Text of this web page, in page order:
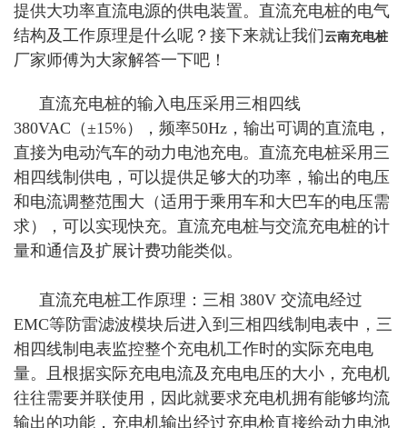
提供大功率直流电源的供电装置。直流充电桩的电气
结构及工作原理是什么呢？接下来就让我们云南充电桩
厂家师傅为大家解答一下吧！
直流充电桩的输入电压采用三相四线
380VAC（±15%），频率50Hz，输出可调的直流电，
直接为电动汽车的动力电池充电。 直流充电桩采用三
相四线制供电，可以提供足够大的功率，输出的电压
和电流调整范围大（适用于乘用车和大巴车的电压需
求），可以实现快充。直流充电桩与交流充电桩的计
量和通信及扩展计费功能类似。
直流充电桩工作原理：三相 380V 交流电经过
EMC等防雷滤波模块后进入到三相四线制电表中，三
相四线制电表监控整个充电机工作时的实际充电电
量。且根据实际充电电流及充电电压的大小，充电机
往往需要并联使用，因此就要求充电机拥有能够均流
输出的功能，充电机输出经过充电枪直接给动力电池